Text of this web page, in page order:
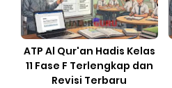
ATP Al Qur'an Hadis Kelas
11 Fase F Terlengkap dan
Revisi Terbaru